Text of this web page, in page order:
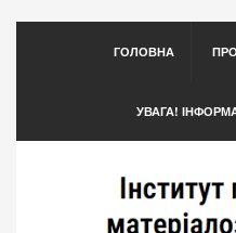
ГОЛОВНА
УВАГА!